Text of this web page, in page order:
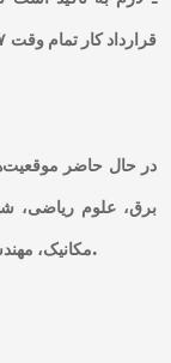
برق، علوم ریاضی،
مکانیک، مهندسی و علم مواد و مهندسی هوافضا قابل انتخاب است.